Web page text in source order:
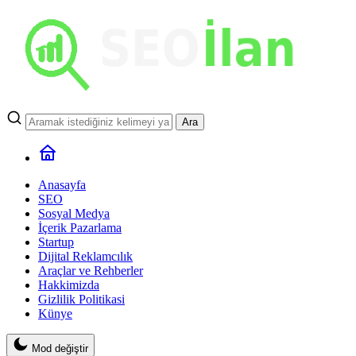
Ara
Anasayfa
SEO
Sosyal Medya
İçerik Pazarlama
Startup
Dijital Reklamcılık
Araçlar ve Rehberler
Hakkimizda
Gizlilik Politikasi
Künye
Mod değiştir